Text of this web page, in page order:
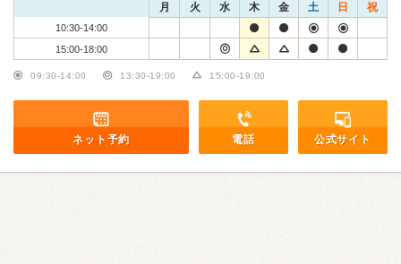
月 火 水 木 金 土 日 祝
10:30-14:00
15:00-18:00
09:30-14:00 13:30-19:00 15:00-19:00
ネット予約 電話 公式サイト